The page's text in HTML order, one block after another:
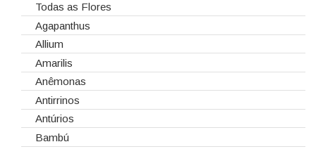
Arames
Caixas e Sacos
Cartões e Etiquetas
Cola Fria
Corantes
Embalagens
Esponjas
Estruturas
Casamentos
Dia da Mãe
Dia da Mulher
Dia de Todos os Santos (1 de Novembro)
Dia dos Namorados
Natal
Todas as Flores
Agapanthus
Allium
Amarilis
Anêmonas
Antirrinos
Antúrios
Bambú